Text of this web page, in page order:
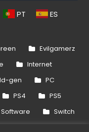
PT ES
Evilgamerz
Internet
gen
PC
PS4
PS5
Software
Switch